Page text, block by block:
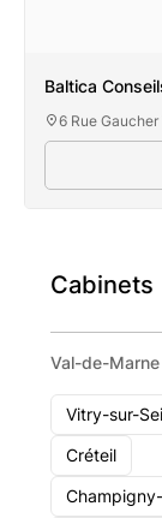
Cabinets
Val-de-
Vitry-sur-
Créteil
Baltica
6 Rue